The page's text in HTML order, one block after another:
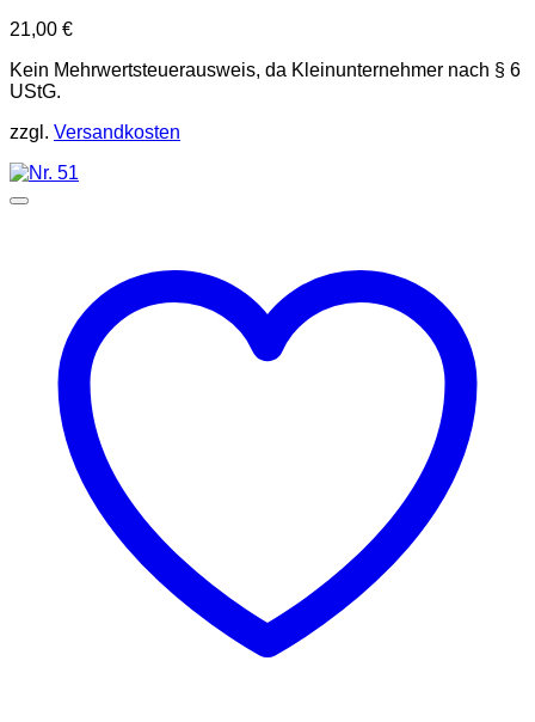
21,00 €
Kein Mehrwertsteuerausweis, da Kleinunternehmer nach § 6
UStG.
zzgl. Versandkosten